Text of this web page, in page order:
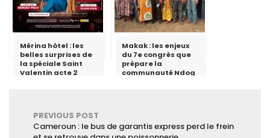
Mérina hôtel : les
belles surprises de
la spéciale Saint
Valentin acte 2
Makak : les enjeux
du 7e congrès que
prépare la
communauté Ndog
PREVIOUS POST
Cameroun : le bus de garantis express perd le frein